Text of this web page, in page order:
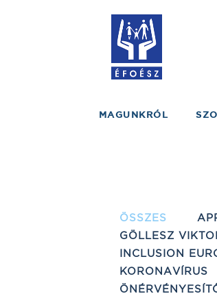
MAGUNKRÓL
ÖSSZES
GÖLLESZ
INCLUSION
KORONAVÍRUS